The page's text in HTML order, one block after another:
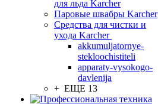
для льда Karcher
Паровые швабры Karcher
Средства для чистки и
ухода Karcher
akkumuljatornye-
stekloochistiteli
apparaty-vysokogo-
davlenija
+ ЕЩЕ 13